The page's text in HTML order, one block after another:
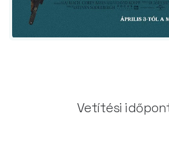
Vetítési